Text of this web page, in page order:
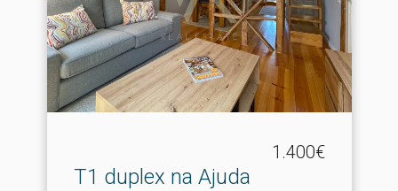
1.400€
T1 duplex na Ajuda